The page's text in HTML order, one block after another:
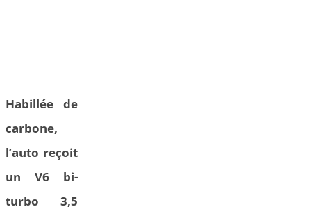
Habillée de
carbone,
l’auto reçoit
un V6 bi-
turbo 3,5